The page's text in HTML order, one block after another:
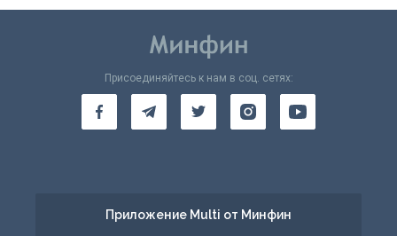
Присоединяйтесь к нам в соц. сетях:
Приложение Multi от Минфин